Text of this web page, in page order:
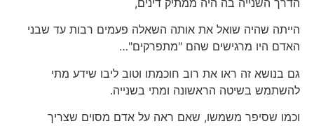
הייתה שהיה שואל את אותה השאלה פעמים רבות עד שבני
האדם היו מרגישים שהם "מתפרקים"…
גם בנושא זה ראו את רוב חוכמתו וטוב ליבו שידע מתי
להשתמש בשיטה הראשונה ומתי בשנייה.
וכמו שסיפר משמשו, שאם ראה על אדם מסוים שצריך